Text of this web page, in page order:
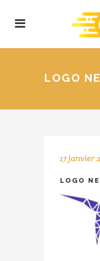
LOGO
17 janvier
LOGO